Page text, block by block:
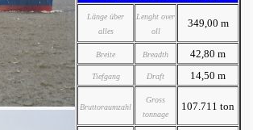
Länge über
alles
Lenght over
oll
349,00 m
Breite Breadth 42,80 m
Tiefgang Draft 14,50 m
Bruttoraumzahl
Gross
tonnage
107.711 ton